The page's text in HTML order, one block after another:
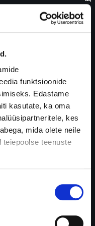
funktsioonide
Edastame
kasutate, ka oma
kes
mida olete neile
teiepoolse teenuste
п
з